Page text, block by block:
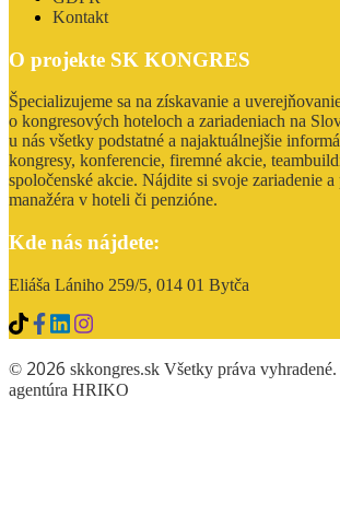
Kontakt
O projekte SK KONGRES
Špecializujeme sa na získavanie a
o kongresových hoteloch a zariadeniach na
u nás všetky podstatné a najaktuálnejšie
kongresy, konferencie, firemné akcie,
spoločenské akcie. Nájdite si svoje zariadenie
manažéra v hoteli či penzióne.
Kde nás nájdete:
Eliáša Lániho 259/5, 014 01 Bytča
© 2026 skkongres.sk Všetky práva
agentúra HRIKO